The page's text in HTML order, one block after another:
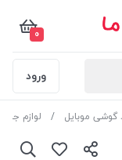
0
ورود
گوشی موبایل لوازم